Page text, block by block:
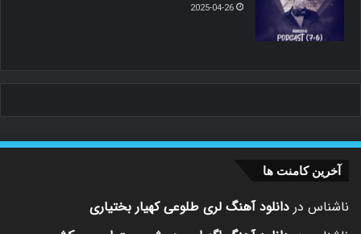
2025-04-26
آخرین کامنت ها
ناشناس در دانلود آهنگ لری طلوعی کهیار بختیاری